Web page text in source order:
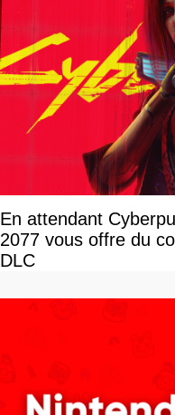
En attendant
2077 vous offre du
DLC